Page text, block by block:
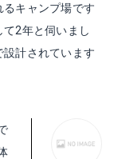
キャンプ場です
2年と伺いまし
計されています